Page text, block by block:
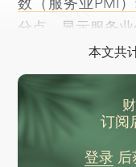
分点，显示服务
本文共
订阅
登录后